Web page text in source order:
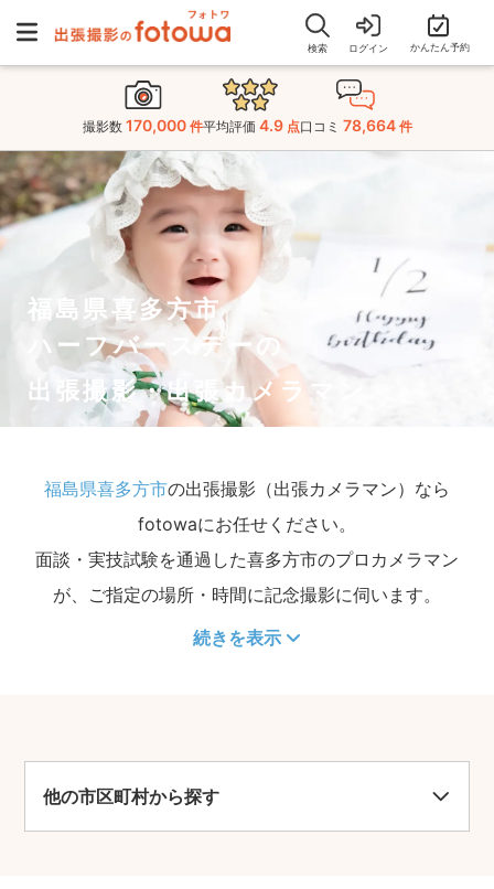
検索 ログイン かんたん予約
撮影数 170,000 件平均評価 4.9 点口コミ 78,664 件
福島県喜多方市
ハーフバースデーの
出張撮影・出張カメラマン
福島県喜多方市の出張撮影（出張カメラマン）なら
fotowaにお任せください。
面談・実技試験を通過した喜多方市のプロカメラマン
が、ご指定の場所・時間に記念撮影に伺います。
続きを表示
他の市区町村から探す